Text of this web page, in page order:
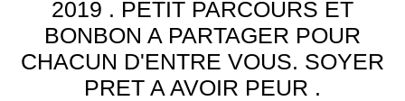
2019 . PETIT PARCOURS ET
BONBON A PARTAGER POUR
CHACUN D'ENTRE VOUS. SOYER
PRET A AVOIR PEUR .